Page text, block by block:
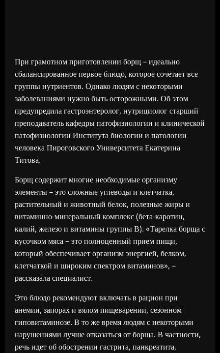
При грамотном приготовлении борщ – идеально
сбалансированное первое блюдо, которое сочетает все
группы нутриентов. Однако людям с некоторыми
заболеваниями нужно быть осторожными. Об этом
предупредила гастроэнтеролог, нутрициолог старший
преподаватель кафедры патофизиологии и клинической
патофизиологии Института биологии и патологии
человека Пироговского Университета Екатерина
Титова.
Борщ содержит многие необходимые организму
элементы – это сложные углеводы и клетчатка,
растительный и животный белок, полезные жиры и
витаминно-минеральный комплекс (бета-каротин,
калий, железо и витамины группы В). «Тарелка борща с
кусочком мяса – это полноценный прием пищи,
который обеспечивает организм энергией, белком,
клетчаткой и широким спектром витаминов», –
рассказала специалист.
Это блюдо рекомендуют включать в рацион при
анемии, запорах и вялом пищеварении, сезонном
гиповитаминозе. В то же время людям с некоторыми
нарушениями лучше отказаться от борща. В частности,
речь идет об обострении гастрита, панкреатита,